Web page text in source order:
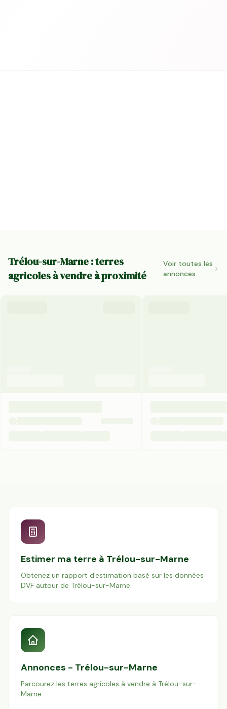
Trélou-sur-Marne : terres
agricoles à vendre à proximité
Voir toutes les
annonces
Estimer ma terre à Trélou-sur-Marne
Obtenez un rapport d'estimation basé sur les données
DVF autour de Trélou-sur-Marne.
Annonces - Trélou-sur-Marne
Parcourez les terres agricoles à vendre à Trélou-sur-
Marne.